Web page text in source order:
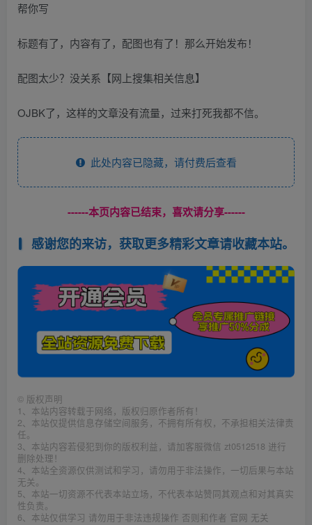
帮你写
标题有了，内容有了，配图也有了！那么开始发布！
配图太少？没关系【网上搜集相关信息】
OJBK了，这样的文章没有流量，过来打死我都不信。
此处内容已隐藏，请付费后查看
------本页内容已结束，喜欢请分享------
感谢您的来访，获取更多精彩文章请收藏本站。
© 版权声明
1、本站内容转载于网络，版权归原作者所有！
2、本站仅提供信息存储空间服务，不拥有所有权，不承担相关法律责
任。
3、本站内容若侵犯到你的版权利益，请加客服微信 zt0512518 进行
删除处理！
4、本站全资源仅供测试和学习，请勿用于非法操作，一切后果与本站
无关。
5、本站一切资源不代表本站立场，不代表本站赞同其观点和对其真实
性负责。
6、本站仅供学习 请勿用于非法违规操作 否则和作者 官网 无关